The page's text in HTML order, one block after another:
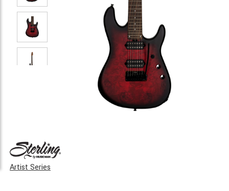
Artist Series